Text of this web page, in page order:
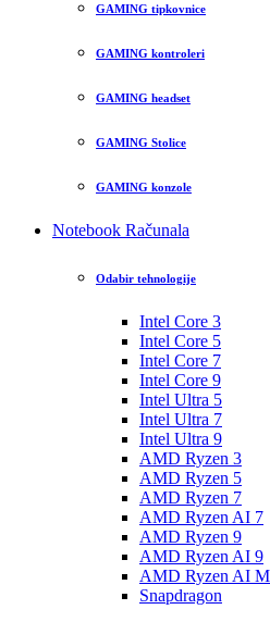
GAMING tipkovnice
GAMING kontroleri
GAMING headset
GAMING Stolice
GAMING konzole
Notebook Računala
Odabir tehnologije
Intel Core 3
Intel Core 5
Intel Core 7
Intel Core 9
Intel Ultra 5
Intel Ultra 7
Intel Ultra 9
AMD Ryzen 3
AMD Ryzen 5
AMD Ryzen 7
AMD Ryzen AI 7
AMD Ryzen 9
AMD Ryzen AI 9
AMD Ryzen AI
Snapdragon